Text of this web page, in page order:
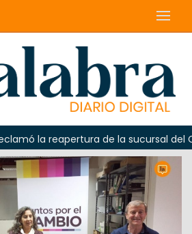
la reapertura de la sucursal del